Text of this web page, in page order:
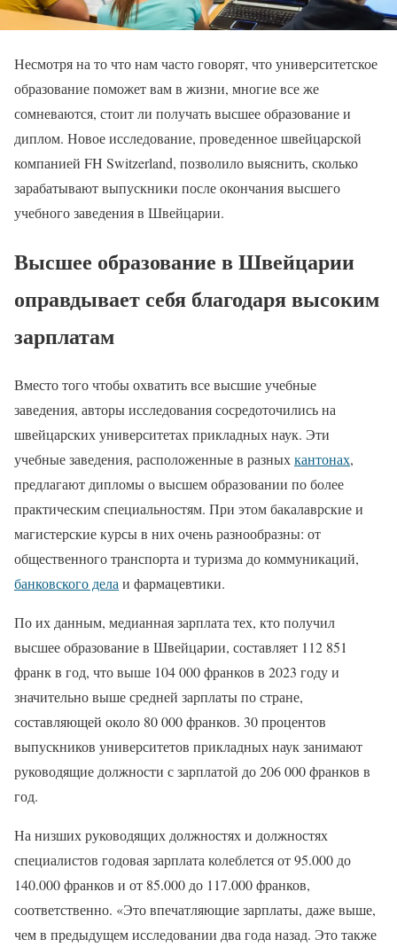
Несмотря на то что нам часто говорят, что университетское
образование поможет вам в жизни, многие все же
сомневаются, стоит ли получать высшее образование и
диплом. Новое исследование, проведенное швейцарской
компанией FH Switzerland, позволило выяснить, сколько
зарабатывают выпускники после окончания высшего
учебного заведения в Швейцарии.
Высшее образование в Швейцарии
оправдывает себя благодаря высоким
зарплатам
Вместо того чтобы охватить все высшие учебные
заведения, авторы исследования сосредоточились на
швейцарских университетах прикладных наук. Эти
учебные заведения, расположенные в разныхкантонах,
предлагают дипломы о высшем образовании по более
практическим специальностям. При этом бакалаврские и
магистерские курсы в них очень разнообразны: от
общественного транспорта и туризма до коммуникаций,
банковского дела и фармацевтики.
По их данным, медианная зарплата тех, кто получил
высшее образование в Швейцарии, составляет 112 851
франк в год, что выше 104 000 франков в 2023 году и
значительно выше средней зарплаты по стране,
составляющей около 80 000 франков. 30 процентов
выпускников университетов прикладных наук занимают
руководящие должности с зарплатой до 206 000 франков в
год.
На низших руководящих должностях и должностях
специалистов годовая зарплата колеблется от 95.000 до
140.000 франков и от 85.000 до 117.000 франков,
соответственно. «Это впечатляющие зарплаты, даже выше,
чем в предыдущем исследовании два года назад. Это также